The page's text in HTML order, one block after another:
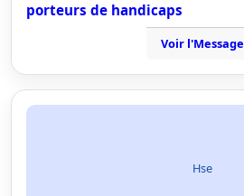
porteurs de handicaps
Voir l'Message
Hse